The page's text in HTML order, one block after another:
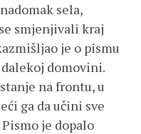
sela,
smjenjivali kraj
je o pismu
domovini.
na frontu, u
ga da učini sve
je dopalo